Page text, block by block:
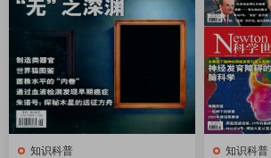
知识科普
知识科普